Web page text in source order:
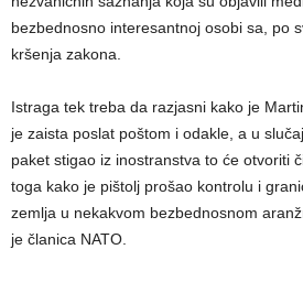
bezbednosno interesantnoj osobi sa, po
kršenja zakona.
Istraga tek treba da razjasni kako je
je zaista poslat poštom i odakle, a u
paket stigao iz inostranstva to će otvoriti
toga kako je pištolj prošao kontrolu i
zemlja u nekakvom bezbednosnom
je članica NATO.